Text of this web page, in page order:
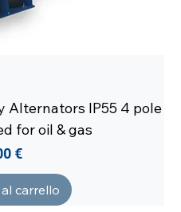
Alternators IP55 4 pole
for oil & gas
€
carrello